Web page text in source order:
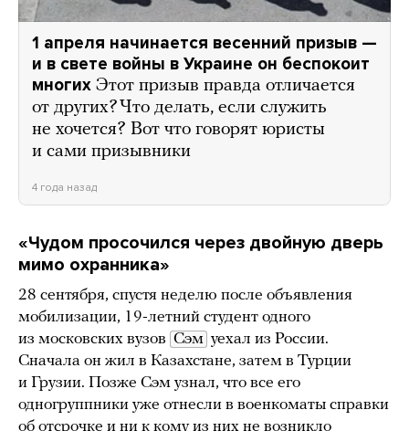
1 апреля начинается весенний призыв —
и в свете войны в Украине он беспокоит
многих Этот призыв правда отличается
от других? Что делать, если служить
не хочется? Вот что говорят юристы
и сами призывники
4 года назад
«Чудом просочился через двойную дверь
мимо охранника»
28 сентября, спустя неделю после объявления
мобилизации, 19-летний студент одного
из московских вузов Сэм уехал из России.
Сначала он жил в Казахстане, затем в Турции
и Грузии. Позже Сэм узнал, что все его
одногруппники уже отнесли в военкоматы справки
об отсрочке и ни к кому из них не возникло